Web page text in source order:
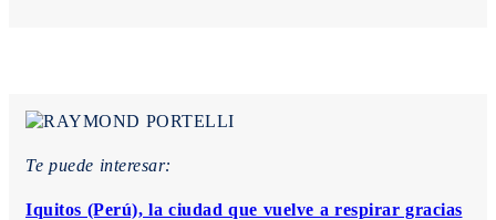
Te puede interesar:
Iquitos (Perú), la ciudad que vuelve a respirar gracias